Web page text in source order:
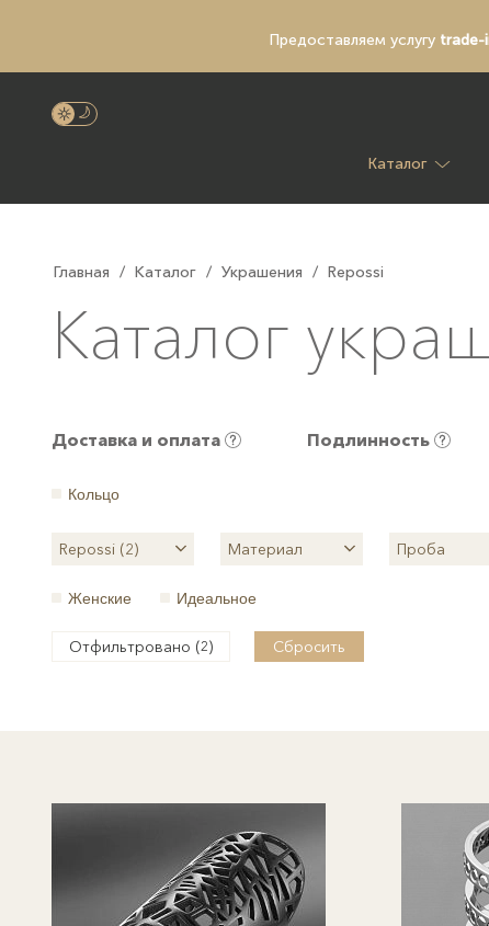
Предоставляем услугу trade-
Каталог
Главная / Каталог / Украшения / Repossi
Каталог
Доставка и оплата Подлинность
Кольцо
Repossi (2) Материал Проба
Женские Идеальное
Отфильтровано (2) Сбросить